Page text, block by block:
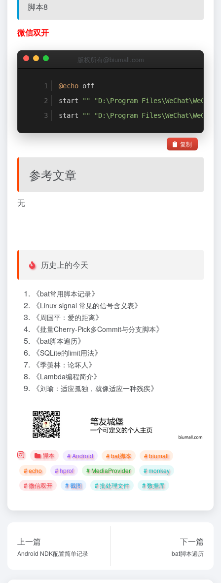
脚本8
微信双开
版权所有@biumall.com
@echo off
start
""
"D:\Program
start
"" "D:\Program
复制
参考文章
无
历史上的今天
《bat常用脚本记录》
《Linux signal 常见的信号含义表》
《周国平：爱的距离》
《批量Cherry-Pick多Commit与分支脚本》
《bat脚本遍历》
《SQLite的limit用法》
《季羡林：论坏人》
《Lambda编程简介》
《刘瑜：适应孤独，就像适应一种残疾》
脚本 # Android # bat脚本
# biumall
# echo
# hprof # MediaProvider
# monkey
# 微信双开
# 截图 # 批处理文件 # 数据库
上一篇
Android NDK配置简单记录
下一篇
bat脚本遍历